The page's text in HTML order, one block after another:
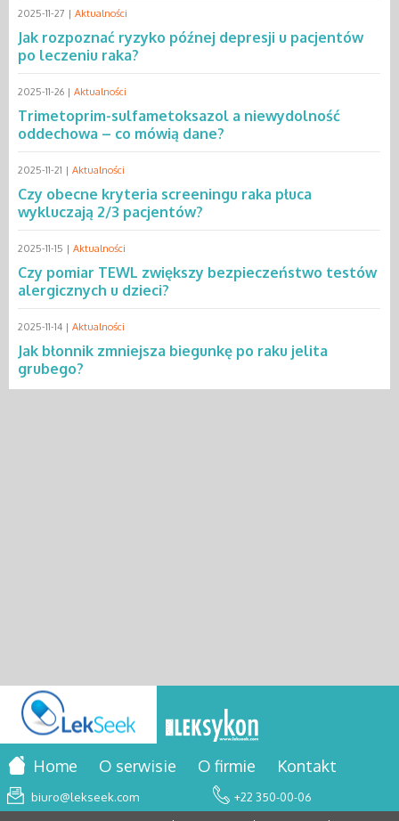
2025-11-27 | Aktualności
Jak rozpoznać ryzyko późnej depresji u pacjentów
po leczeniu raka?
2025-11-26 | Aktualności
Trimetoprim-sulfametoksazol a niewydolność
oddechowa – co mówią dane?
2025-11-21 | Aktualności
Czy obecne kryteria screeningu raka płuca
wykluczają 2/3 pacjentów?
2025-11-15 | Aktualności
Czy pomiar TEWL zwiększy bezpieczeństwo testów
alergicznych u dzieci?
2025-11-14 | Aktualności
Jak błonnik zmniejsza biegunkę po raku jelita
grubego?
Home O serwisie O firmie Kontakt
biuro@lekseek.com +22 350-00-06